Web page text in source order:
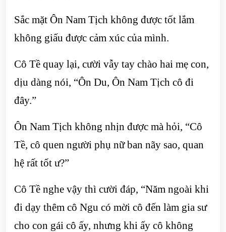
Sắc mặt Ôn Nam Tịch không được tốt lắm
không giấu được cảm xúc của mình.
Cô Tề quay lại, cười vẫy tay chào hai mẹ con,
dịu dàng nói, “Ôn Du, Ôn Nam Tịch cô đi
đây.”
Ôn Nam Tịch không nhịn được mà hỏi, “Cô
Tề, cô quen người phụ nữ ban nãy sao, quan
hệ rất tốt ư?”
Cô Tề nghe vậy thì cười đáp, “Năm ngoài khi
đi dạy thêm cô Ngu có mời cô đến làm gia sư
cho con gái cô ấy, nhưng khi ấy cô không